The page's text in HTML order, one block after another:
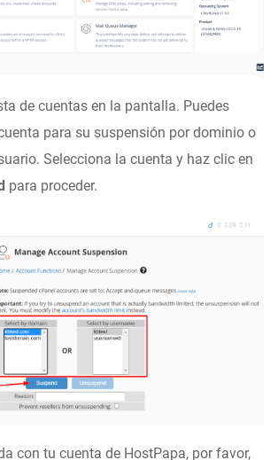
de cuentas en la pantalla. Puedes
para su suspensión por dominio o
Selecciona la cuenta y haz clic en
para proceder.
con tu cuenta de HostPapa, por favor,